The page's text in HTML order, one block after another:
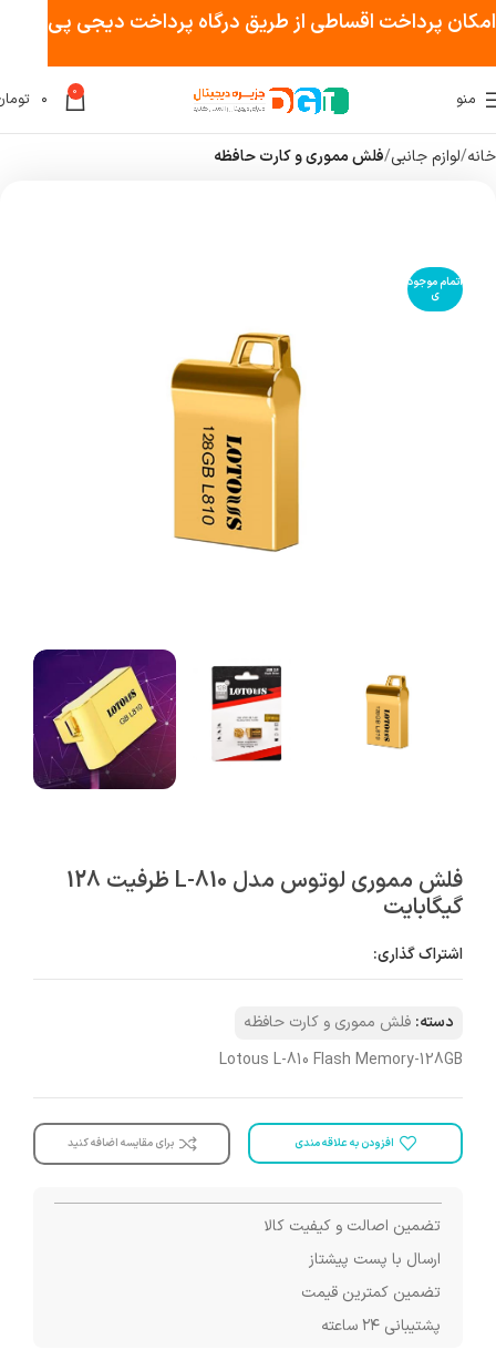
منو 0 ۰
خانه لوازم جانبی فلش مموری و کارت حافظه
اتمام موجود
ی
فلش مموری لوتوس مدل L-810 ظرفیت 128
گیگابایت
اشتراک گذاری:
دسته: فلش مموری و کارت حافظه
Lotous L-810 Flash Memory-128GB
افزودن به علاقه مندی برای مقایسه اضافه کنید
تضمین اصالت و کیفیت کالا
ارسال با پست پیشتاز
تضمین کمترین قیمت
پشتیبانی ۲۴ ساعته
امکان پرداخت اقساطی از طریق درگاه پرداخت دیجی پی